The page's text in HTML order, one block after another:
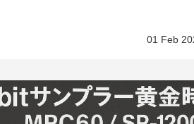
01 Feb